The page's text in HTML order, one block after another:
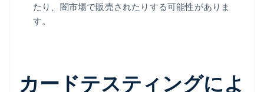
たり、闇市場で販売されたりする可能性がありま
す。
カードテスティングによ